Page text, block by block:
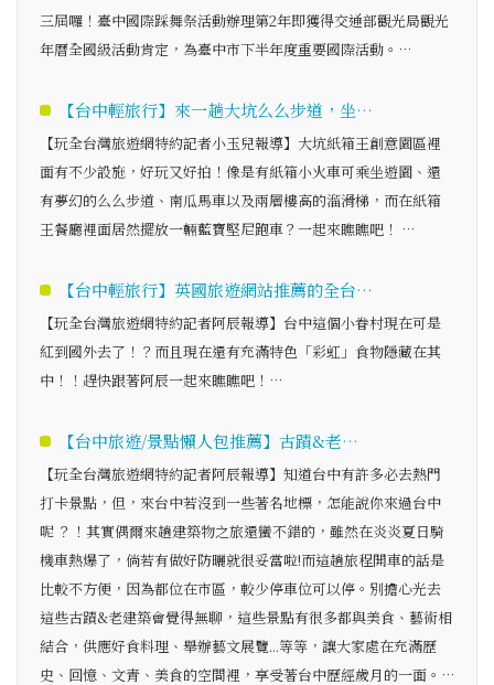
三屆囉！臺中國際踩舞祭活動辦理第2年即獲得交通部觀光局觀光
年曆全國級活動肯定，為臺中市下半年度重要國際活動。…
【台中輕旅行】來一趟大坑么么步道，坐…
【玩全台灣旅遊網特約記者小玉兒報導】大坑紙箱王創意園區裡
面有不少設施，好玩又好拍！像是有紙箱小火車可乘坐遊園、還
有夢幻的么么步道、南瓜馬車以及兩層樓高的溜滑梯，而在紙箱
王餐廳裡面居然擺放一輛藍寶堅尼跑車？一起來瞧瞧吧！ …
【台中輕旅行】英國旅遊網站推薦的全台…
【玩全台灣旅遊網特約記者阿辰報導】台中這個小眷村現在可是
紅到國外去了！？而且現在還有充滿特色「彩虹」食物隱藏在其
中！！趕快跟著阿辰一起來瞧瞧吧！…
【台中旅遊/景點懶人包推薦】古蹟&老…
【玩全台灣旅遊網特約記者阿辰報導】知道台中有許多必去熱門
打卡景點，但，來台中若沒到一些著名地標，怎能說你來過台中
呢 ？！其實偶爾來趟建築物之旅還蠻不錯的，雖然在炎炎夏日騎
機車熱爆了，倘若有做好防曬就很妥當啦!而這趟旅程開車的話是
比較不方便，因為都位在市區，較少停車位可以停。別擔心光去
這些古蹟&老建築會覺得無聊，這些景點有很多都與美食、藝術相
結合，供應好食料理、舉辦藝文展覽...等等，讓大家處在充滿歷
史、回憶、文青、美食的空間裡，享受著台中歷經歲月的一面。…